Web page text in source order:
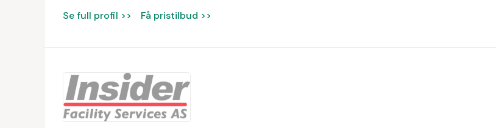
Se full profil >> Få pristilbud >>